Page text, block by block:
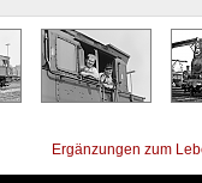
Ergänzungen zum